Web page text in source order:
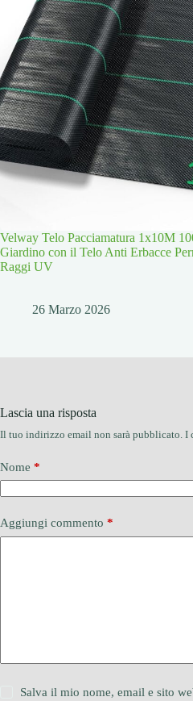
Velway Telo Pacciamatura 1x10M
Giardino con il Telo Anti Erbacce
Raggi UV
26 Marzo 2026
Lascia una risposta
Il tuo indirizzo email non sarà pubblicato. I
Nome *
Aggiungi commento *
Salva il mio nome, email e sito